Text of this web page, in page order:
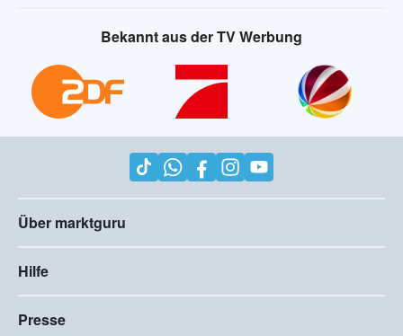
Bekannt aus der TV Werbung
Über marktguru
Hilfe
Presse